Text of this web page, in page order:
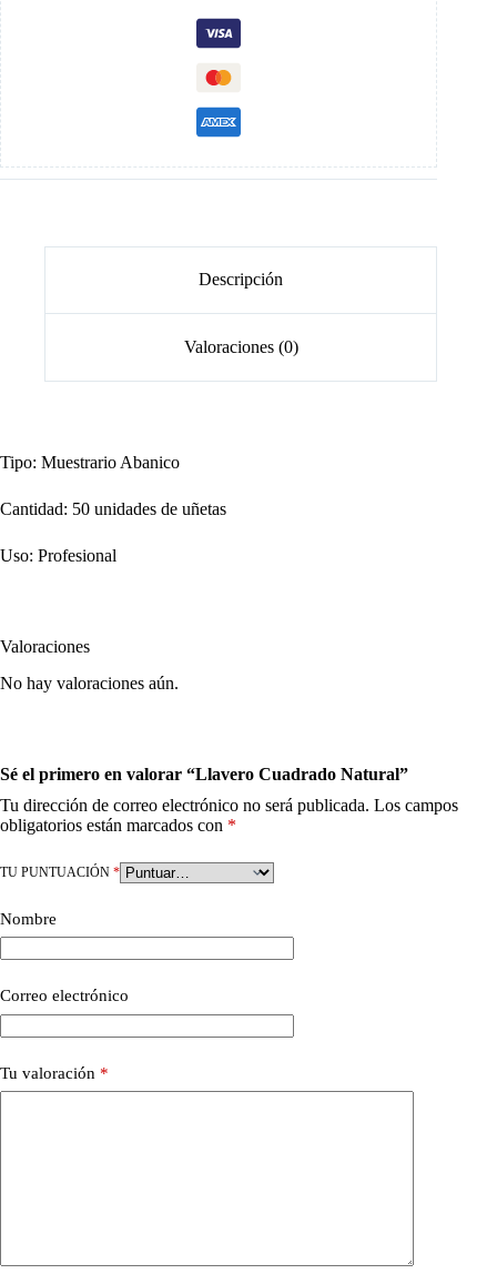
Descripción
Valoraciones (0)
Tipo: Muestrario Abanico
Cantidad: 50 unidades de uñetas
Uso: Profesional
Valoraciones
No hay valoraciones aún.
Sé el primero en valorar “Llavero Cuadrado Natural”
Tu dirección de correo electrónico no será publicada. Los campos
obligatorios están marcados con *
TU PUNTUACIÓN *
Nombre
Correo electrónico
Tu valoración *